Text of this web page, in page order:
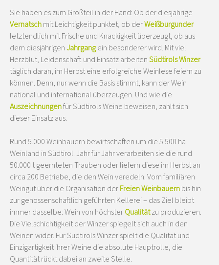
Sie haben es zum Großteil in der Hand: Ob der diesjährige
Vernatschmit Leichtigkeit punktet, ob derWeißburgunder
letztendlich mit Frische und Knackigkeit überzeugt, ob aus
dem diesjährigenJahrgangein besonderer wird. Mit viel
Herzblut, Leidenschaft und Einsatz arbeitenSüdtirols Winzer
täglich daran, im Herbst eine erfolgreiche Weinlese feiern zu
können. Denn, nur wenn die Basis stimmt, kann der Wein
national und international überzeugen. Und wie die
Auszeichnungenfür Südtirols Weine beweisen, zahlt sich
dieser Einsatz aus.
Rund 5.000 Weinbauern bewirtschaften um die 5.500 ha
Weinland in Südtirol. Jahr für Jahr verarbeiten sie die rund
50.000 t geernteten Trauben oder liefern diese im Herbst an
circa 200 Betriebe, die den Wein veredeln. Vom familiären
Weingut über die Organisation derFreien Weinbauernbis hin
zur genossenschaftlich geführten Kellerei – das Ziel bleibt
immer dasselbe: Wein von höchsterQualitätzu produzieren.
Die Vielschichtigkeit der Winzer spiegelt sich auch in den
Weinen wider. Für Südtirols Winzer spielt die Qualität und
Einzigartigkeit ihrer Weine die absolute Hauptrolle, die
Quantität rückt dabei an zweite Stelle.